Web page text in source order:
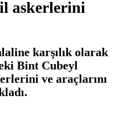
askerlerini
karşılık olarak
Bint Cubeyl
ve araçlarını